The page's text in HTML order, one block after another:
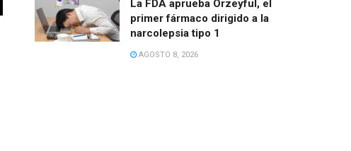
La FDA aprueba Orzeyful, el
primer fármaco dirigido a la
narcolepsia tipo 1
AGOSTO 8, 2026